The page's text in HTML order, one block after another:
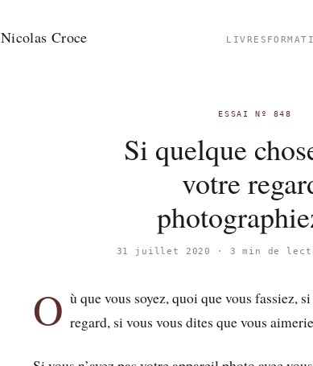
Nicolas Croce LIVRES
ESSAI Nº 848
Si quelque
votre
31 juillet 2020 · 3 min de
O ù que vous soyez, quoi que vous fassiez,
regard, si vous vous dites que vous